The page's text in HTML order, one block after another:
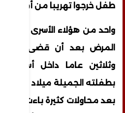
طفل خرجوا تهريبا من أمام
واحد من هؤلاء الأسرى وليد
المرض بعد أن قضى ما
وثلاثين عاما داخل أسوار
بطفلته الجميلة ميلاد عام
بعد محاولات كثيرة باءت